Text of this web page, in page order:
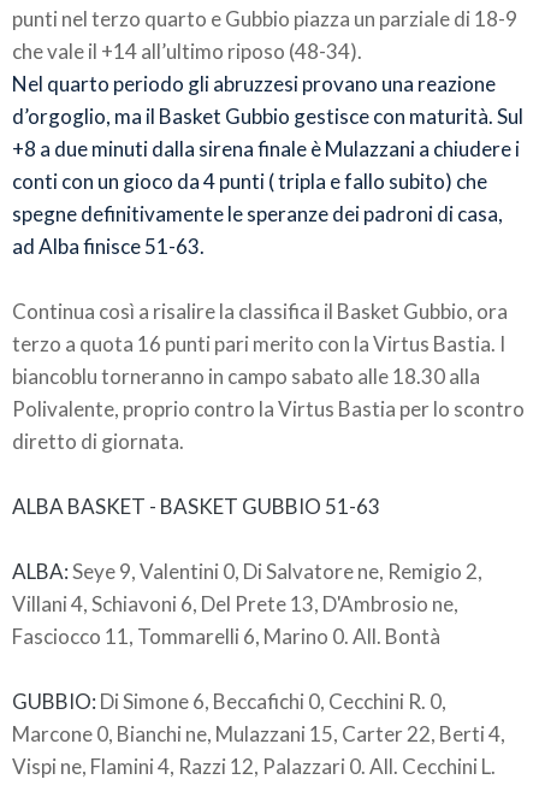
punti nel terzo quarto e Gubbio piazza un parziale di 18-9
che vale il +14 all’ultimo riposo (48-34).
Nel quarto periodo gli abruzzesi provano una reazione
d’orgoglio, ma il Basket Gubbio gestisce con maturità. Sul
+8 a due minuti dalla sirena finale è Mulazzani a chiudere i
conti con un gioco da 4 punti ( tripla e fallo subito) che
spegne definitivamente le speranze dei padroni di casa,
ad Alba finisce 51-63.
Continua così a risalire la classifica il Basket Gubbio, ora
terzo a quota 16 punti pari merito con la Virtus Bastia. I
biancoblu torneranno in campo sabato alle 18.30 alla
Polivalente, proprio contro la Virtus Bastia per lo scontro
diretto di giornata.
ALBA BASKET - BASKET GUBBIO 51-63
ALBA:Seye 9, Valentini 0, Di Salvatore ne, Remigio 2,
Villani 4, Schiavoni 6, Del Prete 13, D'Ambrosio ne,
Fasciocco 11, Tommarelli 6, Marino 0. All. Bontà
GUBBIO: Di Simone 6, Beccafichi 0, Cecchini R. 0,
Marcone 0, Bianchi ne, Mulazzani 15, Carter 22, Berti 4,
Vispi ne, Flamini 4, Razzi 12, Palazzari 0. All. Cecchini L.